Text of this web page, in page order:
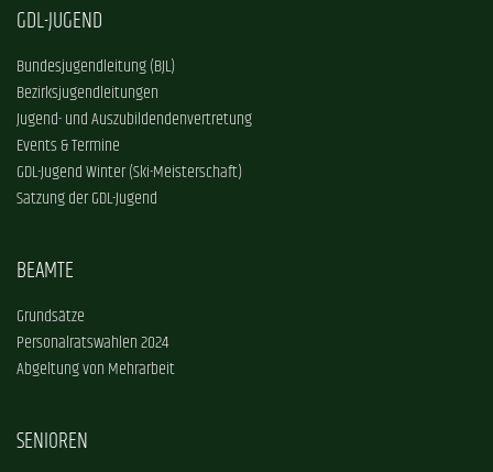
GDL-JUGEND
Bundesjugendleitung (BJL)
Bezirksjugendleitungen
Jugend- und Auszubildendenvertretung
Events & Termine
GDL-Jugend Winter (Ski-Meisterschaft)
Satzung der GDL-Jugend
BEAMTE
Grundsätze
Personalratswahlen 2024
Abgeltung von Mehrarbeit
SENIOREN